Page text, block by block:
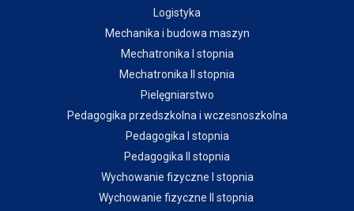
Logistyka
Mechanika i budowa maszyn
Mechatronika I stopnia
Mechatronika II stopnia
Pielęgniarstwo
Pedagogika przedszkolna i wczesnoszkolna
Pedagogika I stopnia
Pedagogika II stopnia
Wychowanie fizyczne I stopnia
Wychowanie fizyczne II stopnia